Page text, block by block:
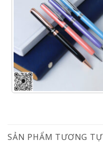
SẢN PHẨM TƯƠNG TỰ